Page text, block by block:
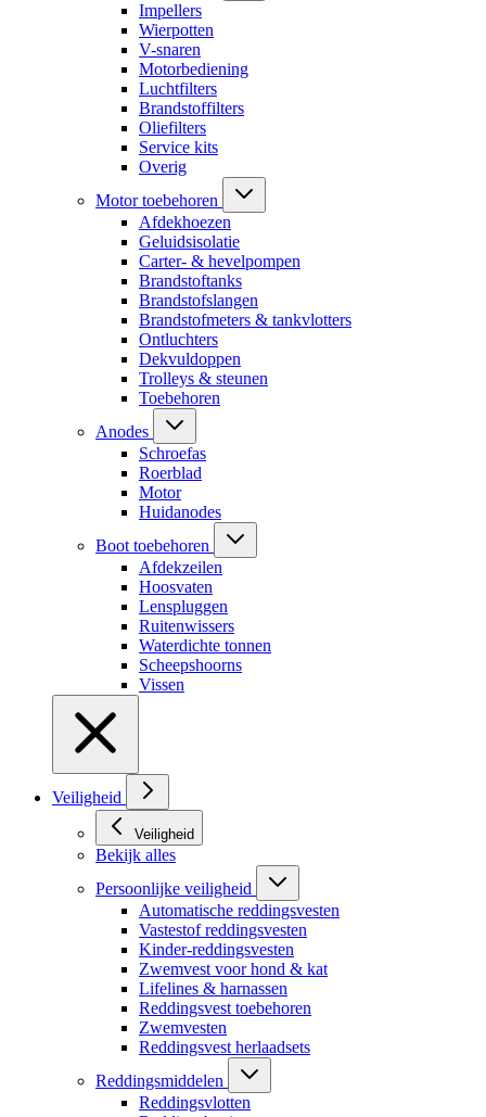
Impellers
Wierpotten
V-snaren
Motorbediening
Luchtfilters
Brandstoffilters
Oliefilters
Service kits
Overig
Motor toebehoren
Afdekhoezen
Geluidsisolatie
Carter- & hevelpompen
Brandstoftanks
Brandstofslangen
Brandstofmeters & tankvlotters
Ontluchters
Dekvuldoppen
Trolleys & steunen
Toebehoren
Anodes
Schroefas
Roerblad
Motor
Huidanodes
Boot toebehoren
Afdekzeilen
Hoosvaten
Lenspluggen
Ruitenwissers
Waterdichte tonnen
Scheepshoorns
Vissen
Veiligheid
Veiligheid
Bekijk alles
Persoonlijke veiligheid
Automatische reddingsvesten
Vastestof reddingsvesten
Kinder-reddingsvesten
Zwemvest voor hond & kat
Lifelines & harnassen
Reddingsvest toebehoren
Zwemvesten
Reddingsvest herlaadsets
Reddingsmiddelen
Reddingsvlotten